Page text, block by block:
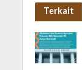
Terkait